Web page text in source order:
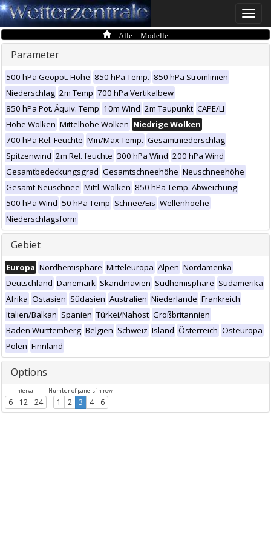
Toggle
Alle Modelle
Parameter
500 hPa Geopot. Höhe 850 hPa Temp. 850 hPa Stromlinien
Niederschlag 2m Temp 700 hPa Vertikalbew
850 hPa Pot. Äquiv. Temp 10m Wind 2m Taupunkt CAPE/LI
Hohe Wolken Mittelhohe Wolken Niedrige Wolken
700 hPa Rel. Feuchte Min/Max Temp. Gesamtniederschlag
Spitzenwind 2m Rel. feuchte 300 hPa Wind 200 hPa Wind
Gesamtbedeckungsgrad Gesamtschneehöhe Neuschneehöhe
Gesamt-Neuschnee Mittl. Wolken 850 hPa Temp. Abweichung
500 hPa Wind 50 hPa Temp Schnee/Eis Wellenhoehe
Niederschlagsform
Gebiet
Europa Nordhemisphäre Mitteleuropa Alpen Nordamerika
Deutschland Dänemark Skandinavien Südhemisphäre Südamerika
Afrika Ostasien Südasien Australien Niederlande Frankreich
Italien/Balkan Spanien Türkei/Nahost Großbritannien
Baden Württemberg Belgien Schweiz Island Österreich Osteuropa
Polen Finnland
Options
Intervall
6 12 24
Number of panels in row
1 2 3 4 6